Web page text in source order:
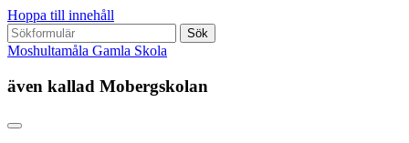
Hoppa till innehåll
Sök
efter:
Moshultamåla Gamla Skola
även kallad Mobergskolan